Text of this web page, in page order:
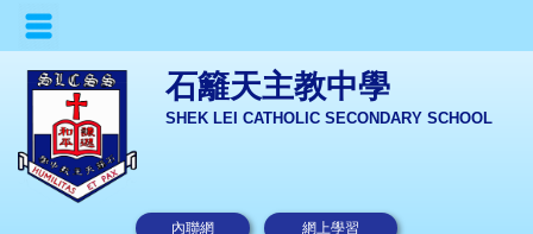
石籬天主教中學
SHEK LEI CATHOLIC SECONDARY SCHOOL
內聯網 網上學習